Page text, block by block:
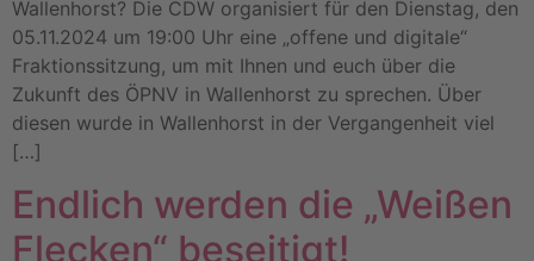
Wallenhorst? Die CDW organisiert für den Dienstag, den
05.11.2024 um 19:00 Uhr eine „offene und digitale“
Fraktionssitzung, um mit Ihnen und euch über die
Zukunft des ÖPNV in Wallenhorst zu sprechen. Über
diesen wurde in Wallenhorst in der Vergangenheit viel
[…]
Endlich werden die „Weißen
Flecken“ beseitigt!